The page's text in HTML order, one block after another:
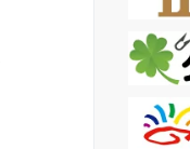
千枚
ト用直
*3（ブ
スム